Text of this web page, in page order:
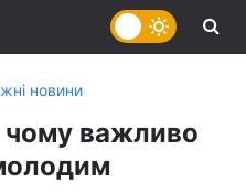
новини
чому важливо